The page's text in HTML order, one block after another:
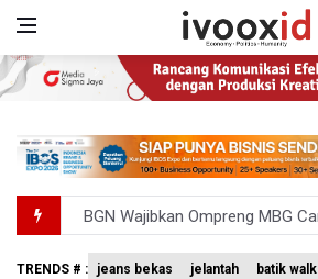
BGN Wajibkan Ompreng MBG
BEI Catat Pertumbuhan
TRENDS # : jeans bekas jelantah batik walk